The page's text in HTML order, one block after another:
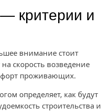
критерии и
внимание стоит
скорость возведение
проживающих.
определяет, как будут
строительства и